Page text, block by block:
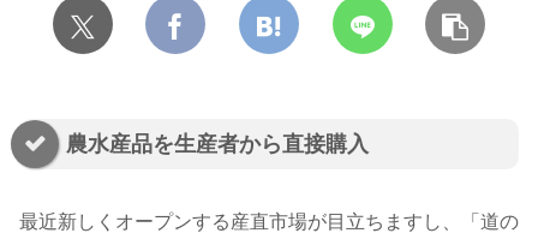
農水産品を生産者から直接購入
最近新しくオープンする産直市場が目立ちますし、「道の